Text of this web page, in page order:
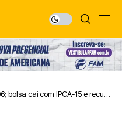
bolsa cai com IPCA-15 e recuo